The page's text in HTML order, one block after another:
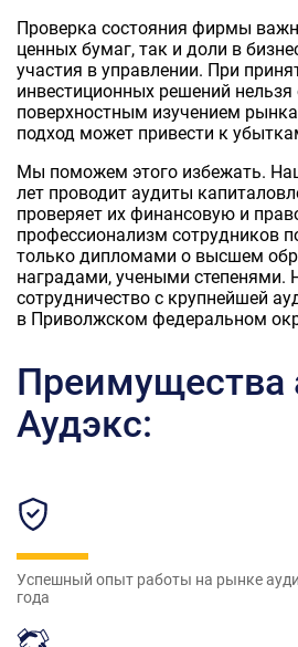
Проверка состояния фирмы
ценных бумаг, так и доли в
участия в управлении. При
инвестиционных решений нельзя
поверхностным изучением
подход может привести к
Мы поможем этого избежать.
лет проводит аудиты
проверяет их финансовую и
профессионализм сотрудников
только дипломами о высшем
наградами, учеными степенями.
сотрудничество с крупнейшей
в Приволжском федеральном
Преимущества
Аудэкс:
Успешный опыт работы на рынке
года